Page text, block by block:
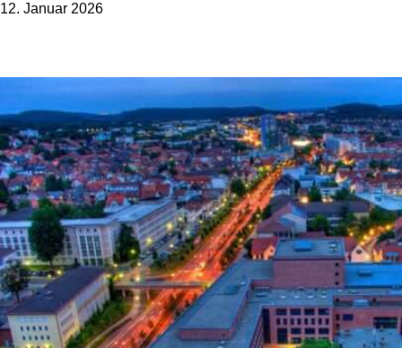
12. Januar 2026